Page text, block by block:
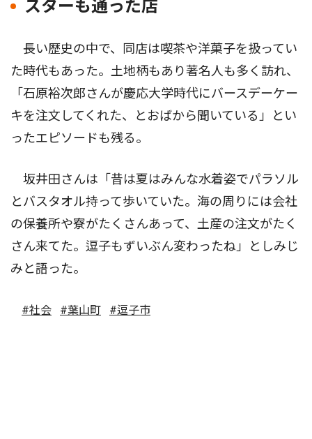
スターも通った店
長い歴史の中で、同店は喫茶や洋菓子を扱ってい
た時代もあった。土地柄もあり著名人も多く訪れ、
「石原裕次郎さんが慶応大学時代にバースデーケー
キを注文してくれた、とおばから聞いている」とい
ったエピソードも残る。
坂井田さんは「昔は夏はみんな水着姿でパラソル
とバスタオル持って歩いていた。海の周りには会社
の保養所や寮がたくさんあって、土産の注文がたく
さん来てた。逗子もずいぶん変わったね」としみじ
みと語った。
#社会 #葉山町 #逗子市